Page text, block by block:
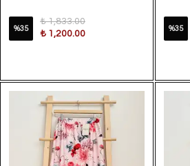
%35
₺ 1,833.00
₺ 1,200.00
%35